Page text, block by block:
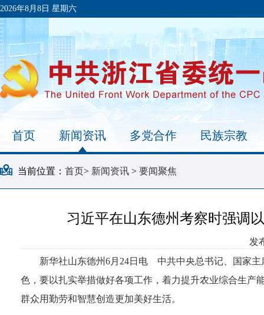
2026年8月8日 星期六
首页 新闻资讯 多党合作 民族宗教
当前位置： 首页> 新闻资讯 > 要闻聚焦
习近平在山东德州考察时强调
发
新华社山东德州6月24日电 中共中央总书记、国家
色，要以扎实举措做好各项工作，着力提升农业综合生产
群众用勤劳和智慧创造更加美好生活。